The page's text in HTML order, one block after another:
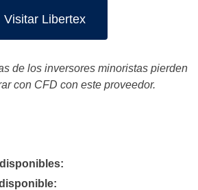
Visitar Libertex
de los inversores minoristas pierden
con CFD con este proveedor.